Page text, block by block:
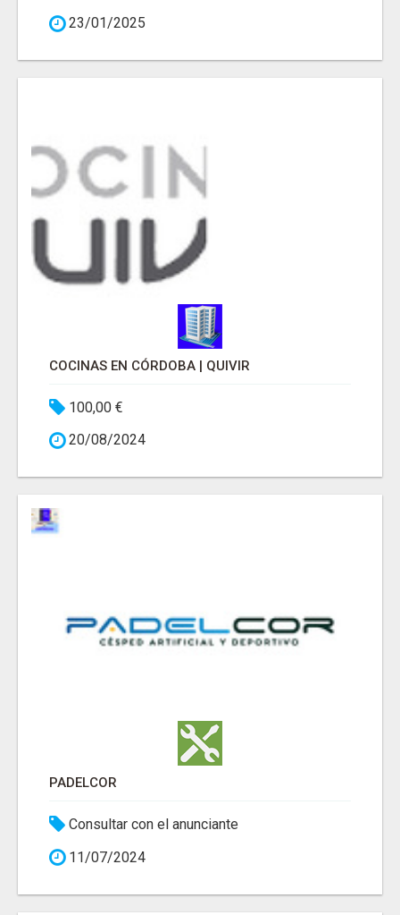
23/01/2025
COCINAS EN CÓRDOBA | QUIVIR
100,00 €
20/08/2024
PADELCOR
Consultar con el anunciante
11/07/2024